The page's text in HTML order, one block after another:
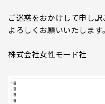
ご迷惑をおかけして申し訳
よろしくお願いいたします。
株式会社女性モード社